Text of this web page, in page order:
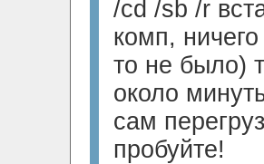
/cd /sb /r
комп,
то не было)
около
сам
пробуйте!